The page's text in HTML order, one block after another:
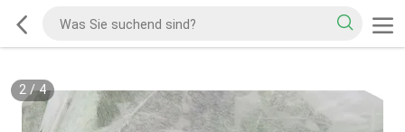
2/4